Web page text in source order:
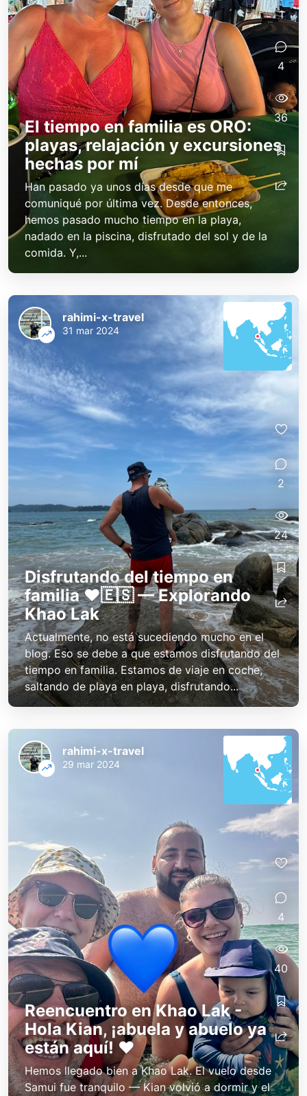
El tiempo en familia es ORO:
playas, relajación y excursiones
hechas por mí
Han pasado ya unos días desde que me
comuniqué por última vez. Desde entonces,
hemos pasado mucho tiempo en la playa,
nadado en la piscina, disfrutado del sol y de la
comida. Y,...
1
4
36
Disfrutando del tiempo en
familia ❤️🇪🇸 — Explorando
Khao Lak
Actualmente, no está sucediendo mucho en el
blog. Eso se debe a que estamos disfrutando del
tiempo en familia. Estamos de viaje en coche,
saltando de playa en playa, disfrutando...
rahimi-x-travel
31 mar 2024
2
24
Reencuentro en Khao Lak -
Hola Kian, ¡abuela y abuelo ya
están aquí! ❤️
Hemos llegado bien a Khao Lak. El vuelo desde
Samui fue tranquilo — Kian volvió a dormir y el
rahimi-x-travel
29 mar 2024
4
40